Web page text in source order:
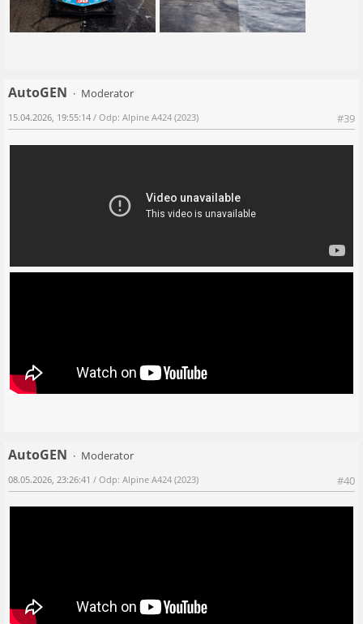
AutoGEN
Moderator
#39
15.04.2026, 19:55:14 / Odp: Alpine A424 (2023)
AutoGEN
Moderator
#40
08.05.2026, 23:26:41 / Odp: Alpine A424 (2023)